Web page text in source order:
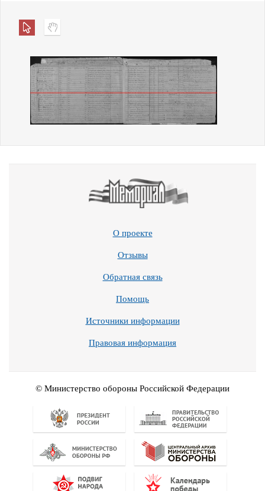
О проекте
Отзывы
Обратная связь
Помощь
Источники информации
Правовая информация
© Министерство обороны Российской Федерации